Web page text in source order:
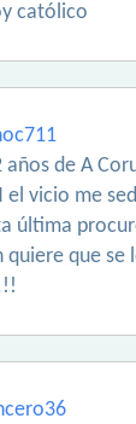
católico
años de A
el vicio me
última
quiere que se